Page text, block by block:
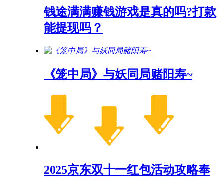
钱途满满赚钱游戏是真的吗?打款
能提现吗？
《笼中局》与妖同局赌阳寿~
2025京东双十一红包活动攻略奉